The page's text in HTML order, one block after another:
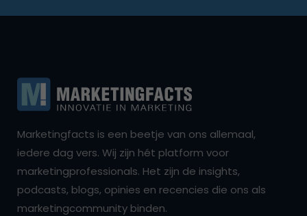
Marketingfacts is een beetje van ons allemaal,
iedere dag vers. Wij zijn hét platform voor
marketingprofessionals. Het zijn de insights,
podcasts, blogs, opinies en recencies die ons als
marketingcommunity binden.